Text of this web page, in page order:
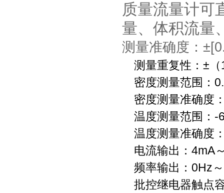
质量流量计可
量、体积流量
测量准确度：
测量重复性：±（
密度测量范围：
密度测量准确度
温度测量范围：
温度测量准确度
电流输出：4mA
频率输出：0Hz
批控继电器触点